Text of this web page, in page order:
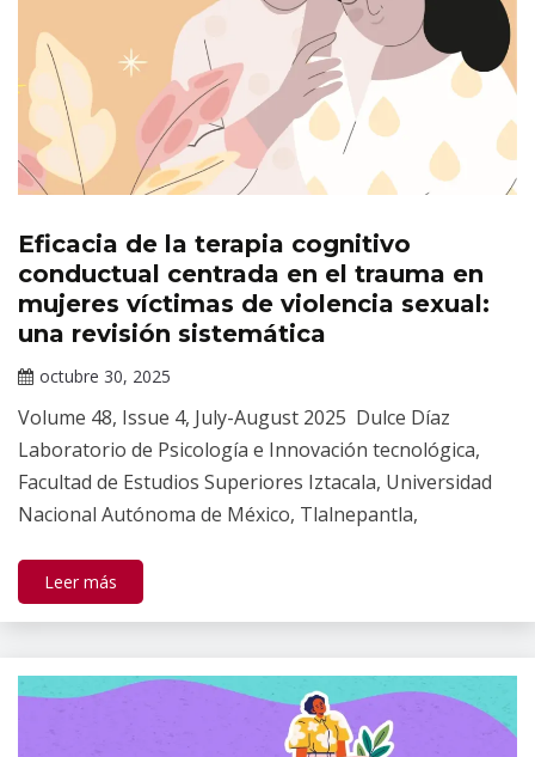
Revista
Salud
Mental
Eficacia de la terapia cognitivo
conductual centrada en el trauma en
mujeres víctimas de violencia sexual:
una revisión sistemática
octubre 30, 2025
Gallardo
Volume 48, Issue 4, July-August 2025 Dulce Díaz
Laboratorio de Psicología e Innovación tecnológica,
Facultad de Estudios Superiores Iztacala, Universidad
Nacional Autónoma de México, Tlalnepantla,
Leer más